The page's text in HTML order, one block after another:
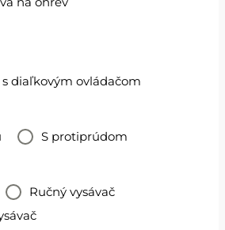
s diaľkovým ovládačom
S protiprúdom
Ručný vysávač